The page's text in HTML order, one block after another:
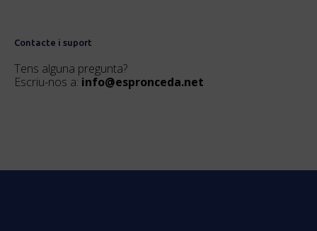
Contacte i suport
Tens alguna pregunta?
Escriu-nos a: info@espronceda.net